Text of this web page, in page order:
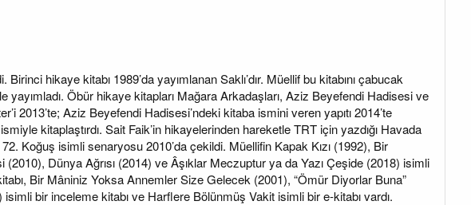
hikaye kitabı 1989’da yayımlanan Saklı’dır. Müellif bu kitabını çabucak
Öbür hikaye kitapları Mağara Arkadaşları, Aziz Beyefendi Hadisesi ve
2013’te; Aziz Beyefendi Hadisesi’ndeki kitaba ismini veren yapıtı 2014’te
kitaplaştırdı. Sait Faik’in hikayelerinden hareketle TRT için yazdığı Havada
Koğuş isimli senaryosu 2010’da çekildi. Müellifin Kapak Kızı (1992), Bir
Dünya Ağrısı (2014) ve Âşıklar Meczuptur ya da Yazı Çeşide (2018) isimli
Bir Mâniniz Yoksa Annemler Size Gelecek (2001), “Ömür Diyorlar Buna”
bir inceleme kitabı ve Harflere Bölünmüş Vakit isimli bir e-kitabı vardı.